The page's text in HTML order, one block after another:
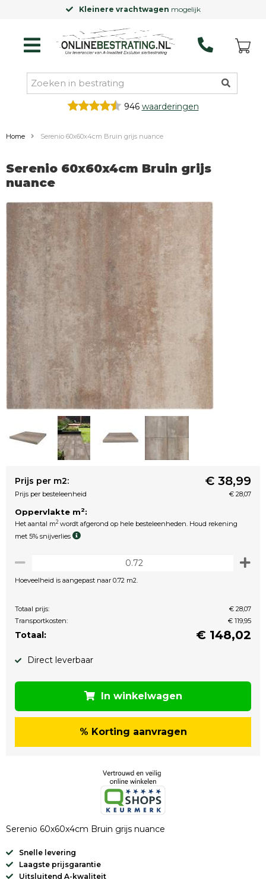
Kleinere vrachtwagen mogelijk
946 waarderingen
Home Serenio 60x60x4cm Bruin grijs nuance
Serenio 60x60x4cm Bruin grijs
nuance
Prijs per m2: € 38,99
Prijs per besteleenheid € 28,07
Oppervlakte m2:
Het aantal m2 wordt afgerond op hele besteleenheden. Houd rekening
met 5% snijverlies
Hoeveelheid is aangepast naar 0.72 m2.
Totaal prijs:
€ 28,07
Transportkosten:
€ 119,95
Totaal: € 148,02
Direct leverbaar
In winkelwagen
% Korting aanvragen
Serenio 60x60x4cm Bruin grijs nuance
Snelle levering
Laagste prijsgarantie
Uitsluitend A-kwaliteit